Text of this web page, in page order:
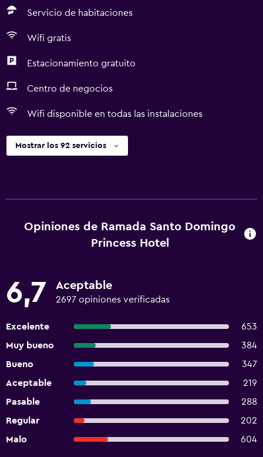
Servicio de habitaciones
Wifi gratis
Estacionamiento gratuito
Centro de negocios
Wifi disponible en todas las instalaciones
Mostrar los 92 servicios
Opiniones de Ramada Santo Domingo
Princess Hotel
6,7 Aceptable
2697 opiniones verificadas
Excelente
653
Muy bueno
384
Bueno
347
Aceptable
219
Pasable
288
Regular
202
Malo
604